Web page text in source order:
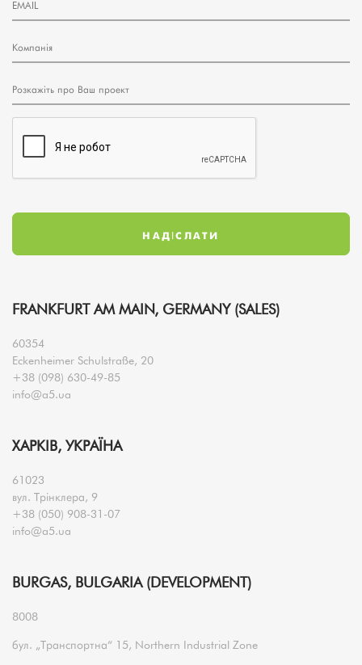
FRANKFURT AM MAIN, GERMANY (SALES)
60354
Eckenheimer Schulstraße, 20
+38 (098) 630-49-85
info@a5.ua
ХАРКІВ, УКРАЇНА
61023
вул. Трінклера, 9
+38 (050) 908-31-07
info@a5.ua
BURGAS, BULGARIA (DEVELOPMENT)
8008
бул. „Транспортна“ 15, Northern Industrial Zone